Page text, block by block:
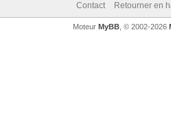
Contact Retourner en
Moteur MyBB, © 2002-2026